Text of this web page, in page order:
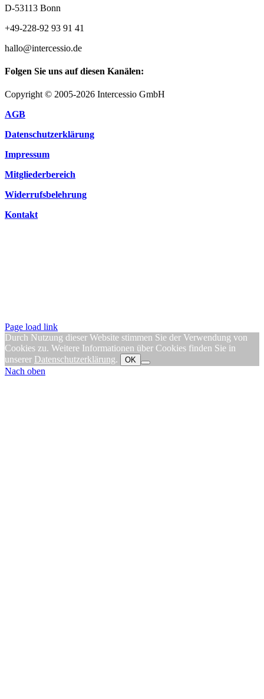
D-53113 Bonn
+49-228-92 93 91 41
hallo@intercessio.de
Folgen Sie uns auf diesen Kanälen:
Copyright © 2005-2026 Intercessio GmbH
AGB
Datenschutzerklärung
Impressum
Mitgliederbereich
Widerrufsbelehrung
Kontakt
Page load link
Durch Nutzung dieser Website stimmen Sie der Verwendung von
Cookies zu. Weitere Informationen über Cookies finden Sie in
unserer Datenschutzerklärung. OK
Nach oben